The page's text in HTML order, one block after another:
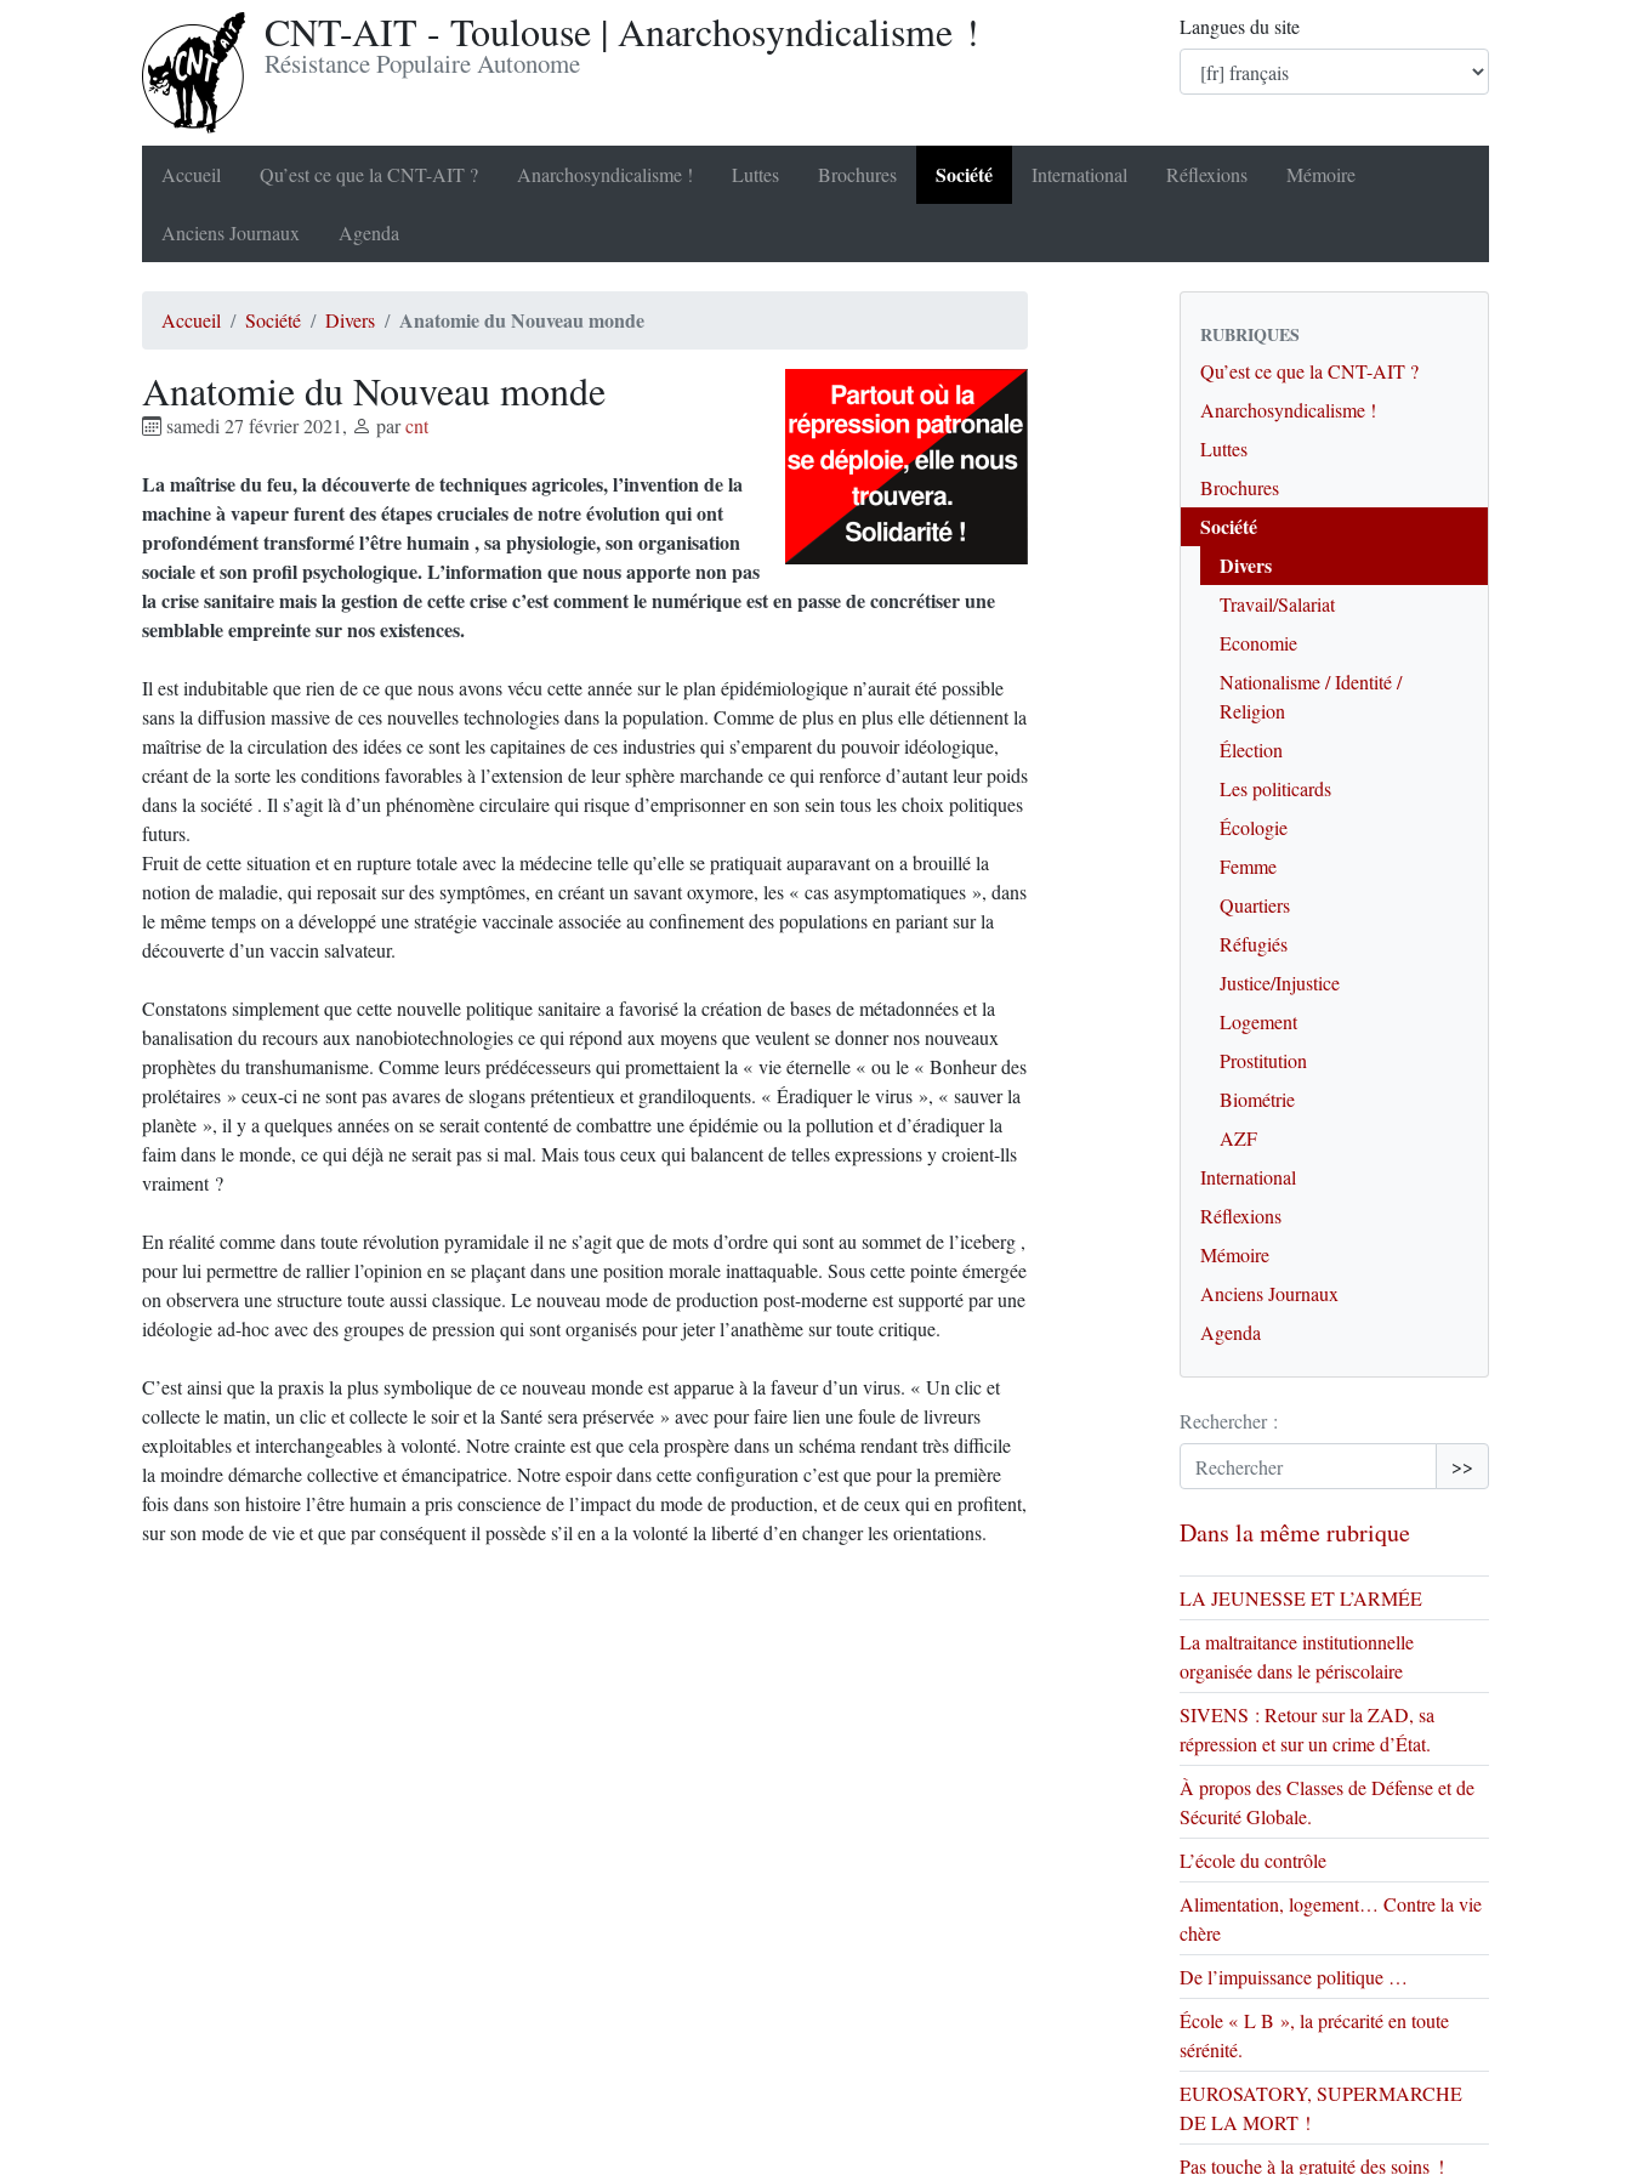
CNT-AIT - Toulouse | Anarchosyndicalisme !
Résistance Populaire Autonome
Langues du site
Accueil Qu’est ce que la CNT-AIT ? Anarchosyndicalisme ! Luttes Brochures Société International Réflexions Mémoire
Anciens Journaux Agenda
Accueil Société Divers Anatomie du Nouveau monde
Anatomie du Nouveau monde
samedi 27 février 2021, parcnt
La maîtrise du feu, la découverte de techniques agricoles, l’invention de la
machine à vapeur furent des étapes cruciales de notre évolution qui ont
profondément transformé l’être humain , sa physiologie, son organisation
sociale et son profil psychologique. L’information que nous apporte non pas
la crise sanitaire mais la gestion de cette crise c’est comment le numérique est en passe de concrétiser une
semblable empreinte sur nos existences.
Il est indubitable que rien de ce que nous avons vécu cette année sur le plan épidémiologique n’aurait été possible
sans la diffusion massive de ces nouvelles technologies dans la population. Comme de plus en plus elle détiennent la
maîtrise de la circulation des idées ce sont les capitaines de ces industries qui s’emparent du pouvoir idéologique,
créant de la sorte les conditions favorables à l’extension de leur sphère marchande ce qui renforce d’autant leur poids
dans la société . Il s’agit là d’un phénomène circulaire qui risque d’emprisonner en son sein tous les choix politiques
futurs.
Fruit de cette situation et en rupture totale avec la médecine telle qu’elle se pratiquait auparavant on a brouillé la
notion de maladie, qui reposait sur des symptômes, en créant un savant oxymore, les « cas asymptomatiques », dans
le même temps on a développé une stratégie vaccinale associée au confinement des populations en pariant sur la
découverte d’un vaccin salvateur.
Constatons simplement que cette nouvelle politique sanitaire a favorisé la création de bases de métadonnées et la
banalisation du recours aux nanobiotechnologies ce qui répond aux moyens que veulent se donner nos nouveaux
prophètes du transhumanisme. Comme leurs prédécesseurs qui promettaient la « vie éternelle « ou le « Bonheur des
prolétaires » ceux-ci ne sont pas avares de slogans prétentieux et grandiloquents. « Éradiquer le virus », « sauver la
planète », il y a quelques années on se serait contenté de combattre une épidémie ou la pollution et d’éradiquer la
faim dans le monde, ce qui déjà ne serait pas si mal. Mais tous ceux qui balancent de telles expressions y croient-lls
vraiment ?
En réalité comme dans toute révolution pyramidale il ne s’agit que de mots d’ordre qui sont au sommet de l’iceberg ,
pour lui permettre de rallier l’opinion en se plaçant dans une position morale inattaquable. Sous cette pointe émergée
on observera une structure toute aussi classique. Le nouveau mode de production post-moderne est supporté par une
idéologie ad-hoc avec des groupes de pression qui sont organisés pour jeter l’anathème sur toute critique.
C’est ainsi que la praxis la plus symbolique de ce nouveau monde est apparue à la faveur d’un virus. « Un clic et
collecte le matin, un clic et collecte le soir et la Santé sera préservée » avec pour faire lien une foule de livreurs
exploitables et interchangeables à volonté. Notre crainte est que cela prospère dans un schéma rendant très difficile
la moindre démarche collective et émancipatrice. Notre espoir dans cette configuration c’est que pour la première
fois dans son histoire l’être humain a pris conscience de l’impact du mode de production, et de ceux qui en profitent,
sur son mode de vie et que par conséquent il possède s’il en a la volonté la liberté d’en changer les orientations.
RUBRIQUES
Qu’est ce que la CNT-AIT ?
Anarchosyndicalisme !
Luttes
Brochures
Société
Divers
Travail/Salariat
Economie
Nationalisme / Identité /
Religion
Élection
Les politicards
Écologie
Femme
Quartiers
Réfugiés
Justice/Injustice
Logement
Prostitution
Biométrie
AZF
International
Réflexions
Mémoire
Anciens Journaux
Agenda
Rechercher :
>>
Dans la même rubrique
LA JEUNESSE ET L’ARMÉE
La maltraitance institutionnelle
organisée dans le périscolaire
SIVENS : Retour sur la ZAD, sa
répression et sur un crime d’État.
À propos des Classes de Défense et de
Sécurité Globale.
L’école du contrôle
Alimentation, logement… Contre la vie
chère
De l’impuissance politique …
École « L B », la précarité en toute
sérénité.
EUROSATORY, SUPERMARCHE
DE LA MORT !
Pas touche à la gratuité des soins !